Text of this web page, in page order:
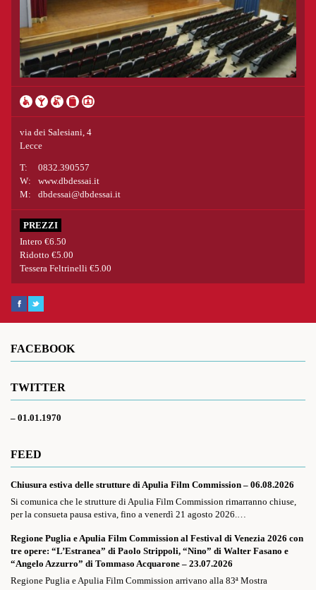
via dei Salesiani, 4
Lecce
T:
0832.390557
W:
www.dbdessai.it
M:
dbdessai@dbdessai.it
PREZZI
Intero €6.50
Ridotto €5.00
Tessera Feltrinelli €5.00
FACEBOOK
TWITTER
– 01.01.1970
FEED
Chiusura estiva delle strutture di Apulia Film Commission – 06.08.2026
Si comunica che le strutture di Apulia Film Commission rimarranno chiuse,
per la consueta pausa estiva, fino a venerdì 21 agosto 2026.…
Regione Puglia e Apulia Film Commission al Festival di Venezia 2026 con
tre opere: “L’Estranea” di Paolo Strippoli, “Nino” di Walter Fasano e
“Angelo Azzurro” di Tommaso Acquarone – 23.07.2026
Regione Puglia e Apulia Film Commission arrivano alla 83ª Mostra